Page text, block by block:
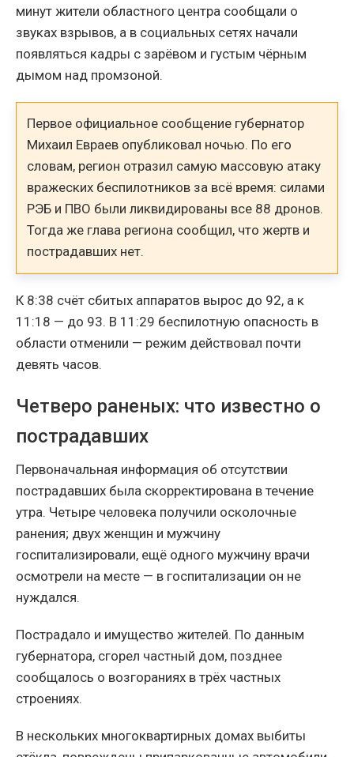
минут жители областного центра сообщали о
звуках взрывов, а в социальных сетях начали
появляться кадры с зарёвом и густым чёрным
дымом над промзоной.
Первое официальное сообщение губернатор
Михаил Евраев опубликовал ночью. По его
словам, регион отразил самую массовую атаку
вражеских беспилотников за всё время: силами
РЭБ и ПВО были ликвидированы все 88 дронов.
Тогда же глава региона сообщил, что жертв и
пострадавших нет.
К 8:38 счёт сбитых аппаратов вырос до 92, а к
11:18 — до 93. В 11:29 беспилотную опасность в
области отменили — режим действовал почти
девять часов.
Четверо раненых: что известно о
пострадавших
Первоначальная информация об отсутствии
пострадавших была скорректирована в течение
утра. Четыре человека получили осколочные
ранения; двух женщин и мужчину
госпитализировали, ещё одного мужчину врачи
осмотрели на месте — в госпитализации он не
нуждался.
Пострадало и имущество жителей. По данным
губернатора, сгорел частный дом, позднее
сообщалось о возгораниях в трёх частных
строениях.
В нескольких многоквартирных домах выбиты